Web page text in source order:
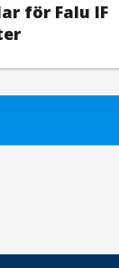
för Falu IF